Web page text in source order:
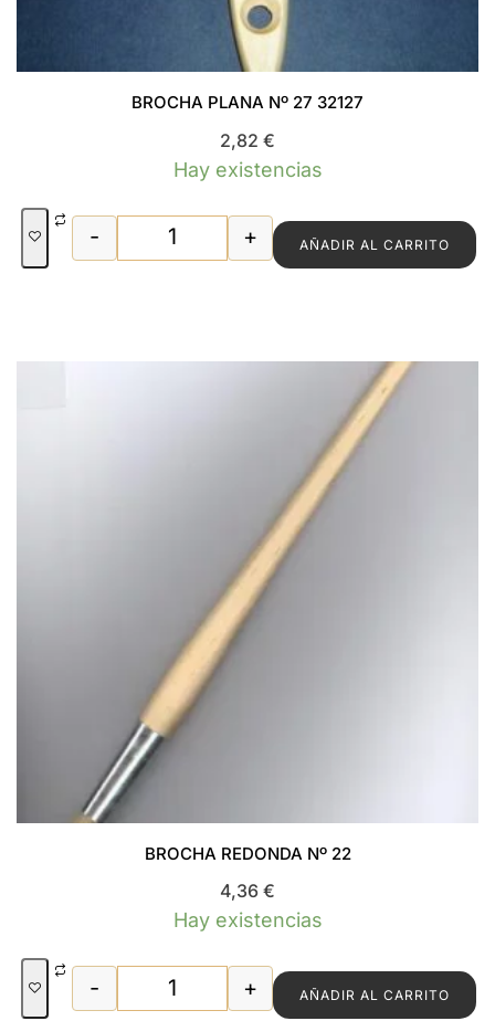
BROCHA PLANA Nº 27 32127
2,82 €
Hay existencias
BROCHA PLANA Nº 27 32127 cantidad
- + AÑADIR AL CARRITO
BROCHA REDONDA Nº 22
4,36 €
Hay existencias
BROCHA REDONDA Nº 22 cantidad
- + AÑADIR AL CARRITO